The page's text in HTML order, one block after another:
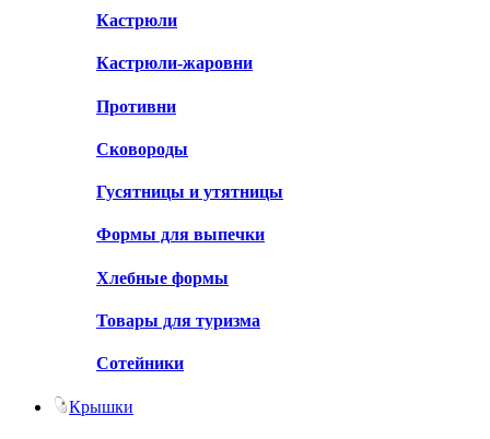
Кастрюли
Кастрюли-жаровни
Противни
Сковороды
Гусятницы и утятницы
Формы для выпечки
Хлебные формы
Товары для туризма
Сотейники
Крышки